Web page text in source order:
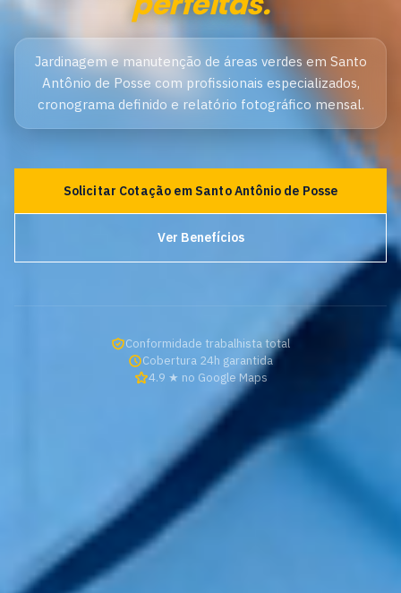
Jardinagem e manutenção de áreas verdes em Santo
Antônio de Posse com profissionais especializados,
cronograma definido e relatório fotográfico mensal.
Solicitar Cotação em Santo Antônio de Posse
Ver Benefícios
Conformidade trabalhista total
Cobertura 24h garantida
4.9 ★ no Google Maps